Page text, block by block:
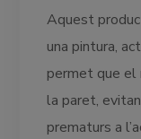
Aquest
una pintura,
permet que el
la paret,
prematurs a